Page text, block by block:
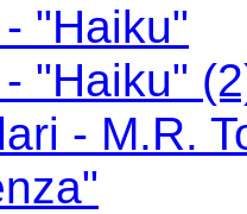
"Haiku"
"Haiku"
- M.R.